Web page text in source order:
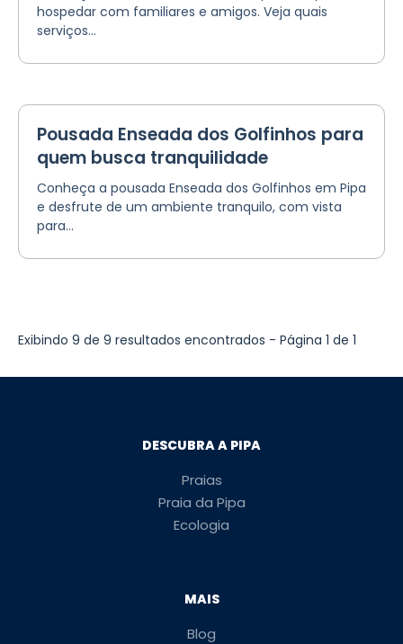
hospedar com familiares e amigos. Veja quais
serviços...
Pousada Enseada dos Golfinhos para
quem busca tranquilidade
Conheça a pousada Enseada dos Golfinhos em Pipa
e desfrute de um ambiente tranquilo, com vista
para...
Exibindo 9 de 9 resultados encontrados - Página 1 de 1
DESCUBRA A PIPA
Praias
Praia da Pipa
Ecologia
MAIS
Blog